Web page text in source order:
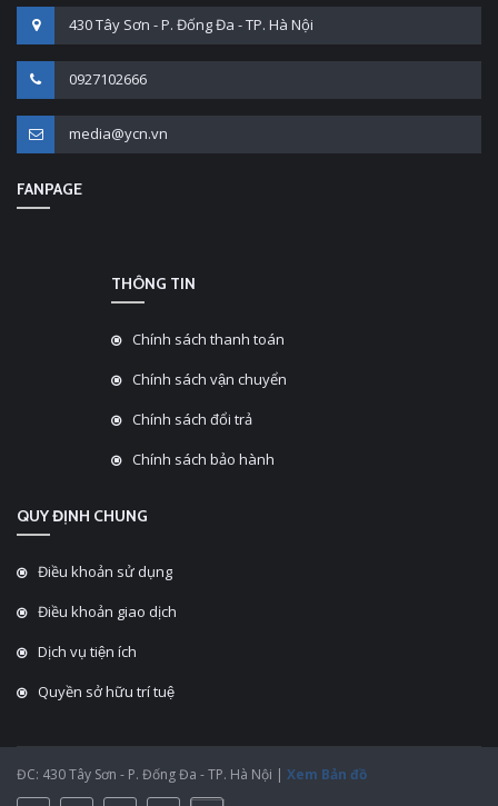
430 Tây Sơn - P. Đống Đa - TP. Hà Nội
0927102666
media@ycn.vn
FANPAGE
THÔNG TIN
Chính sách thanh toán
Chính sách vận chuyển
Chính sách đổi trả
Chính sách bảo hành
QUY ĐỊNH CHUNG
Điều khoản sử dụng
Điều khoản giao dịch
Dịch vụ tiện ích
Quyền sở hữu trí tuệ
ĐC: 430 Tây Sơn - P. Đống Đa - TP. Hà Nội | Xem Bản đồ